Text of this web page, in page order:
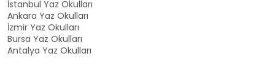
İstanbul Yaz Okulları
Ankara Yaz Okulları
İzmir Yaz Okulları
Bursa Yaz Okulları
Antalya Yaz Okulları